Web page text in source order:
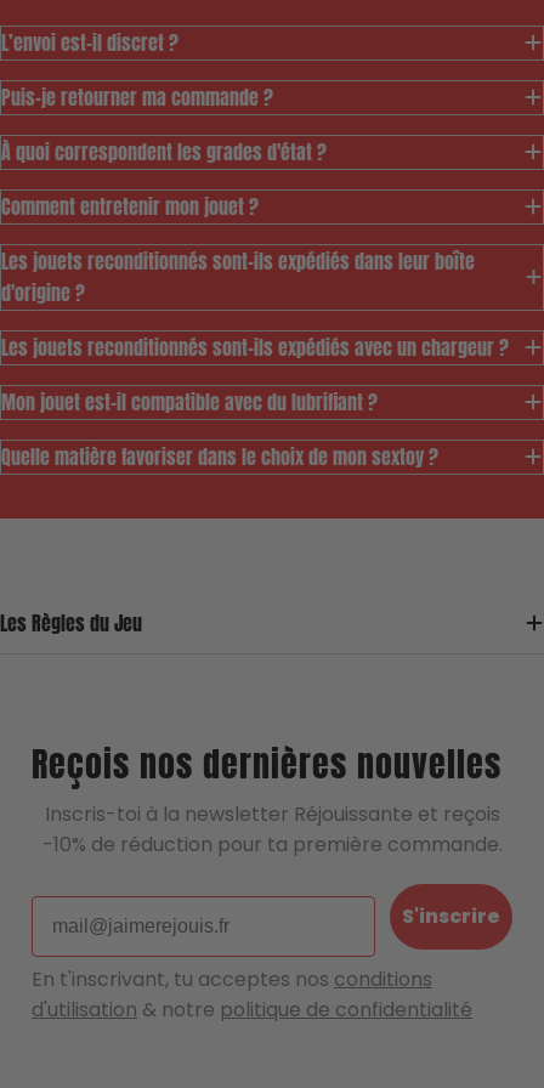
Ce modèle est pensé
d'accéder au meilleur
prix à notre gamme de
en permettant de
L’envoi est-il discret ?
Puis-je retourner ma commande ?
À quoi correspondent les grades d'état ?
Comment entretenir mon jouet ?
Les jouets reconditionnés sont-ils expédiés dans leur boîte
d'origine ?
Les jouets reconditionnés sont-ils expédiés avec un chargeur ?
Mon jouet est-il compatible avec du lubrifiant ?
Quelle matière favoriser dans le choix de mon sextoy ?
Reçois nos dernières nouvelles
Inscris-toi à la newsletter Réjouissante et reçois
-10% de réduction pour ta première commande.
Email S'inscrire
En t'inscrivant, tu acceptes nos conditions
d'utilisation & notre politique de confidentialité
Les Règles du Jeu